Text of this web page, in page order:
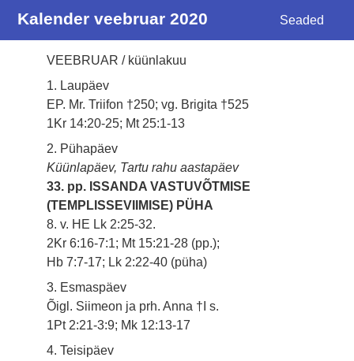
Kalender veebruar 2020 Seaded
VEEBRUAR / küünlakuu
1. Laupäev
EP. Mr. Triifon †250; vg. Brigita †525
1Kr 14:20-25; Mt 25:1-13
2. Pühapäev
Küünlapäev, Tartu rahu aastapäev
33. pp. ISSANDA VASTUVÕTMISE
(TEMPLISSEVIIMISE) PÜHA
8. v. HE Lk 2:25-32.
2Kr 6:16-7:1; Mt 15:21-28 (pp.);
Hb 7:7-17; Lk 2:22-40 (püha)
3. Esmaspäev
Õigl. Siimeon ja prh. Anna †I s.
1Pt 2:21-3:9; Mk 12:13-17
4. Teisipäev